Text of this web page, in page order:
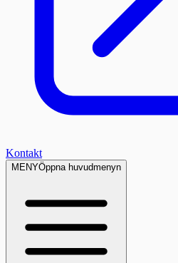
Kontakt
MENYÖppna huvudmenyn